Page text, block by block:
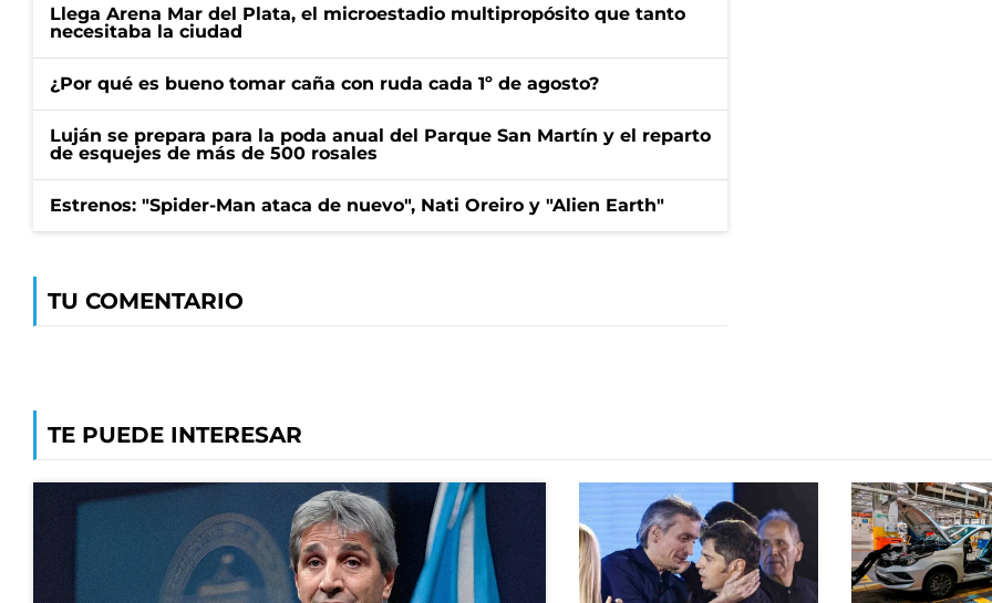
Llega Arena Mar del Plata, el microestadio multipropósito que tanto
necesitaba la ciudad
¿Por qué es bueno tomar caña con ruda cada 1º de agosto?
Luján se prepara para la poda anual del Parque San Martín y el reparto
de esquejes de más de 500 rosales
Estrenos: "Spider-Man ataca de nuevo", Nati Oreiro y "Alien Earth"
TU COMENTARIO
TE PUEDE INTERESAR